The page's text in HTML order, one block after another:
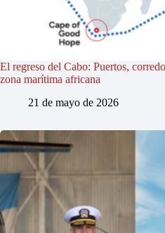
El regreso del Cabo: Puertos,
zona marítima africana
21 de mayo de 2026